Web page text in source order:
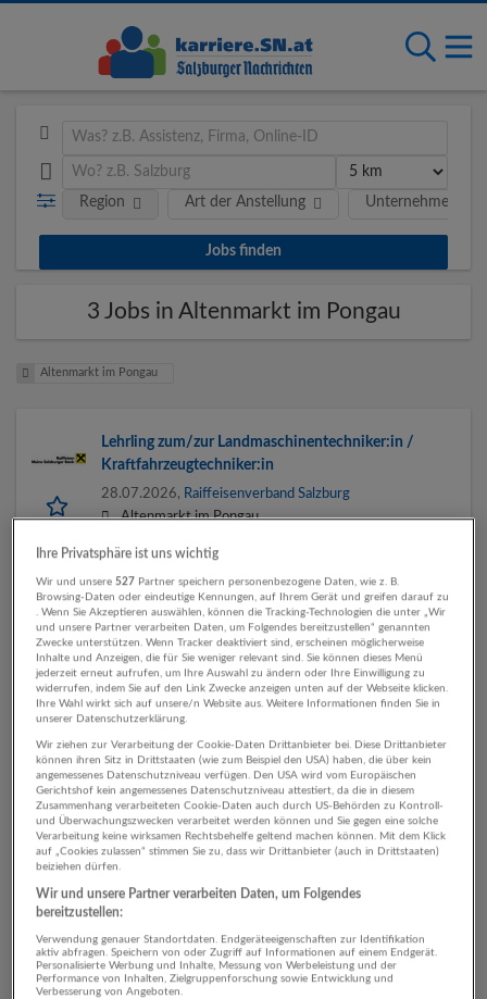
Art der Anstellung Unternehmen
Region
3 Jobs in Altenmarkt im Pongau
Altenmarkt im Pongau
Lehrling zum/zur Landmaschinentechniker:in /
Kraftfahrzeugtechniker:in
28.07.2026, Raiffeisenverband Salzburg
Altenmarkt im Pongau
Firmenkundenberater (m/w/d)
10.06.2026,Volksbank Salzburg eG
Altenmarkt im Pongau
Kinder- & Jugend-Streetworker*in im Pongau
(m/w/d)
19.12.2025,Caritas Salzburg
Altenmarkt im Pongau
Automatisch neue Jobs per E-Mail erhalten?
Jetzt Suchagent aktivieren!
Ihre Privatsphäre ist uns wichtig
Wir und unsere527 Partner speichern personenbezogene Daten, wie z. B.
Browsing-Daten oder eindeutige Kennungen, auf Ihrem Gerät und greifen darauf zu
. Wenn Sie Akzeptieren auswählen, können die Tracking-Technologien die unter „Wir
und unsere Partner verarbeiten Daten, um Folgendes bereitzustellen“ genannten
Zwecke unterstützen. Wenn Tracker deaktiviert sind, erscheinen möglicherweise
Inhalte und Anzeigen, die für Sie weniger relevant sind. Sie können dieses Menü
jederzeit erneut aufrufen, um Ihre Auswahl zu ändern oder Ihre Einwilligung zu
widerrufen, indem Sie auf den Link Zwecke anzeigen unten auf der Webseite klicken.
Ihre Wahl wirkt sich auf unsere/n Website aus. Weitere Informationen finden Sie in
unserer Datenschutzerklärung.
Wir ziehen zur Verarbeitung der Cookie-Daten Drittanbieter bei. Diese Drittanbieter
können ihren Sitz in Drittstaaten (wie zum Beispiel den USA) haben, die über kein
angemessenes Datenschutzniveau verfügen. Den USA wird vom Europäischen
Gerichtshof kein angemessenes Datenschutzniveau attestiert, da die in diesem
Zusammenhang verarbeiteten Cookie-Daten auch durch US-Behörden zu Kontroll-
und Überwachungszwecken verarbeitet werden können und Sie gegen eine solche
Verarbeitung keine wirksamen Rechtsbehelfe geltend machen können. Mit dem Klick
auf „Cookies zulassen“ stimmen Sie zu, dass wir Drittanbieter (auch in Drittstaaten)
beiziehen dürfen.
Wir und unsere Partner verarbeiten Daten, um Folgendes
bereitzustellen:
Verwendung genauer Standortdaten. Endgeräteeigenschaften zur Identifikation
aktiv abfragen. Speichern von oder Zugriff auf Informationen auf einem Endgerät.
Personalisierte Werbung und Inhalte, Messung von Werbeleistung und der
Performance von Inhalten, Zielgruppenforschung sowie Entwicklung und
Verbesserung von Angeboten.